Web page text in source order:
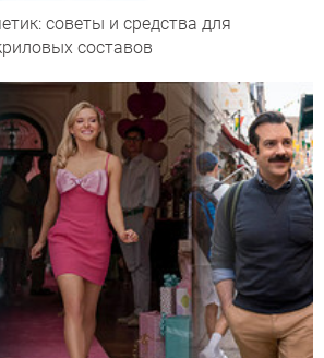
советы и средства для
составов